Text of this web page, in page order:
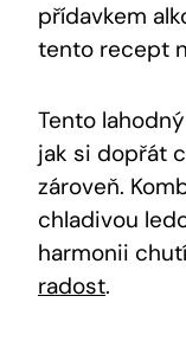
přídavkem
tento recept
Tento
jak si dopřát
zároveň.
chladivou
harmonii
radost.